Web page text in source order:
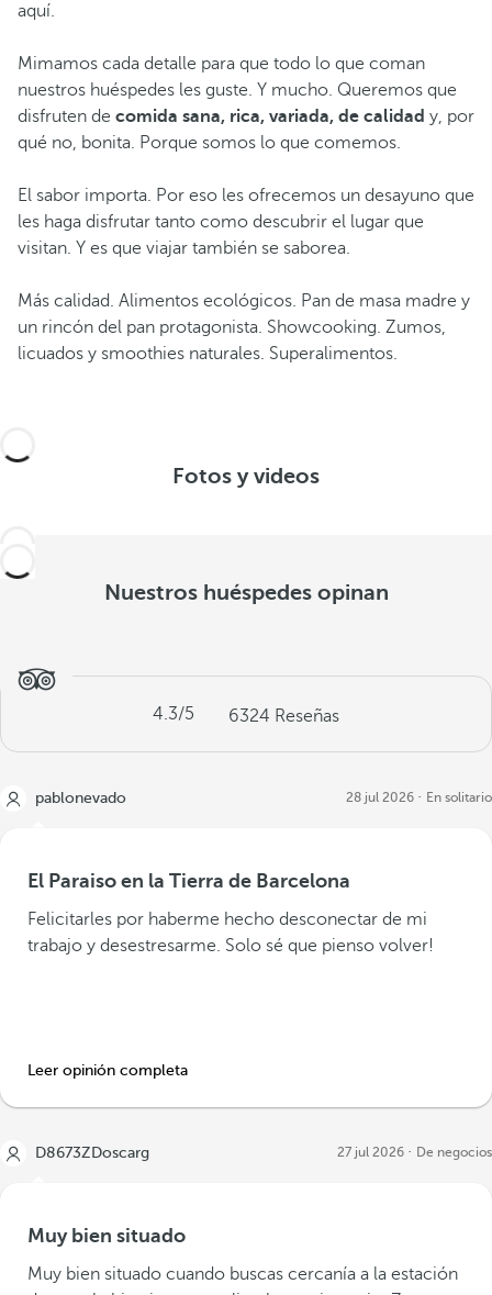
aquí.
Mimamos cada detalle para que todo lo que coman
nuestros huéspedes les guste. Y mucho. Queremos que
disfruten de comida sana, rica, variada, de calidad y, por
qué no, bonita. Porque somos lo que comemos.
El sabor importa. Por eso les ofrecemos un desayuno que
les haga disfrutar tanto como descubrir el lugar que
visitan. Y es que viajar también se saborea.
Más calidad. Alimentos ecológicos. Pan de masa madre y
un rincón del pan protagonista. Showcooking. Zumos,
licuados y smoothies naturales. Superalimentos.
Fotos y videos
Nuestros huéspedes opinan
4.3/5 6324 Reseñas
pablonevado 28 jul 2026 En solitario
El Paraiso en la Tierra de Barcelona
Felicitarles por haberme hecho desconectar de mi
trabajo y desestresarme. Solo sé que pienso volver!
Leer opinión completa
D8673ZDoscarg 27 jul 2026 De negocios
Muy bien situado
Muy bien situado cuando buscas cercanía a la estación